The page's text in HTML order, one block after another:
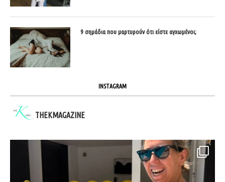
9 σημάδια που μαρτυρούν ότι είστε αγχωμένοι;
INSTAGRAM
THEKMAGAZINE